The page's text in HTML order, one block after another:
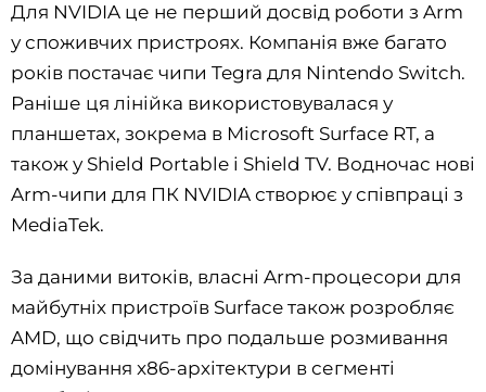
Для NVIDIA це не перший досвід роботи з Arm
у споживчих пристроях. Компанія вже багато
років постачає чипи Tegra для Nintendo Switch.
Раніше ця лінійка використовувалася у
планшетах, зокрема в Microsoft Surface RT, а
також у Shield Portable і Shield TV. Водночас нові
Arm-чипи для ПК NVIDIA створює у співпраці з
MediaTek.
За даними витоків, власні Arm-процесори для
майбутніх пристроїв Surface також розробляє
AMD, що свідчить про подальше розмивання
домінування x86-архітектури в сегменті